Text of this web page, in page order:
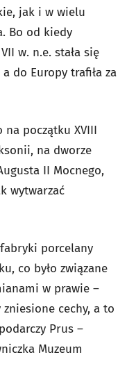
jak i w wielu
Bo od kiedy
w. n.e. stała się
do Europy trafiła za
na początku XVIII
na dworze
II Mocnego,
wytwarzać
porcelany
co było związane
w prawie –
cechy, a to
Prus –
Muzeum